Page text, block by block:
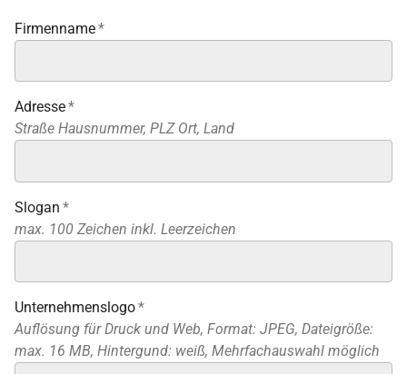
Firmenname*
Adresse*
Straße Hausnummer, PLZ Ort, Land
Slogan *
max. 100 Zeichen inkl. Leerzeichen
Unternehmenslogo*
Auflösung für Druck und Web, Format: JPEG, Dateigröße:
max. 16 MB, Hintergund: weiß, Mehrfachauswahl möglich